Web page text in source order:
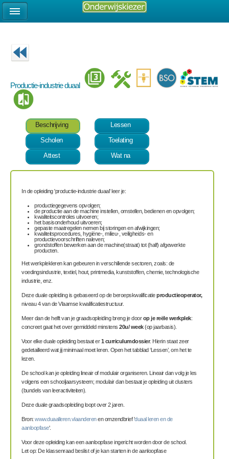
Productie-industrie duaal
Beschrijving
Lessen
Scholen
Toelating
Attest
Wat na
In de opleiding 'productie-industrie duaal' leer je:
productiegegevens opvolgen;
de productie aan de machine instellen, omstellen, bedienen en opvolgen;
kwaliteitscontroles uitvoeren;
het basisonderhoud uitvoeren;
gepaste maatregelen nemen bij storingen en afwijkingen;
kwaliteitsprocedures, hygiëne-, milieu-, veiligheids- en
productievoorschriften naleven;
grondstoffen bewerken aan de machine(straat) tot (half) afgewerkte
producten.
Het werkplekleren kan gebeuren in verschillende sectoren, zoals: de
voedingsindustrie, textiel, hout, printmedia, kunststoffen, chemie, technologische
industrie, enz.
Deze duale opleiding is gebaseerd op de beroepskwalificatieproductieoperator,
niveau 4 van de Vlaamse kwalificatiestructuur.
Meer dan de helft van je graadsopleiding breng je doorop je reële werkplek:
concreet gaat het over gemiddeld minstens 20u/ week(op jaarbasis).
Voor elke duale opleiding bestaat er1 curriculumdossier. Hierin staat zeer
gedetailleerd wat jij minimaal moet leren. Open het tabblad ‘Lessen’, om het te
lezen.
De school kan je opleiding lineair of modulair organiseren. Lineair dan volg je les
volgens een schooljaarsysteem; modulair dan bestaat je opleiding uit clusters
(bundels van leeractiviteiten).
Deze duale graadsopleiding loopt over 2 jaren.
Bron: www.duaalleren.vlaanderenen omzendbrief 'duaal leren en de
aanloopfase'.
Voor deze opleiding kan een aanloopfase ingericht worden door de school.
Let op: De klassenraad beslist of je kan starten in de aanloopfase